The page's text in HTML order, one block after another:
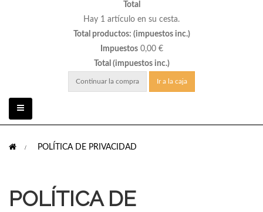
Total
Hay 1 artículo en su cesta.
Total productos: (impuestos inc.)
Impuestos 0,00 €
Total (impuestos inc.)
Continuar la compra Ir a la caja
Toggle
navigation
> POLÍTICA DE PRIVACIDAD
POLÍTICA DE